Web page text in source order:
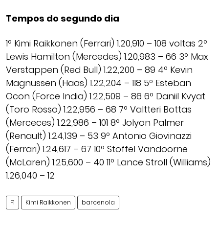
Tempos do segundo dia
1º Kimi Raikkonen (Ferrari) 1.20,910 – 108 voltas 2º
Lewis Hamilton (Mercedes) 1.20,983 – 66 3º Max
Verstappen (Red Bull) 1.22,200 – 89 4º Kevin
Magnussen (Haas) 1.22,204 – 118 5º Esteban
Ocon (Force India) 1.22,509 – 86 6º Daniil Kvyat
(Toro Rosso) 1.22,956 – 68 7º Valtteri Bottas
(Merceces) 1.22,986 – 101 8º Jolyon Palmer
(Renault) 1.24,139 – 53 9º Antonio Giovinazzi
(Ferrari) 1.24,617 – 67 10º Stoffel Vandoorne
(McLaren) 1.25,600 – 40 11º Lance Stroll (Williams)
1.26,040 – 12
F1 Kimi Raikkonen barcenola